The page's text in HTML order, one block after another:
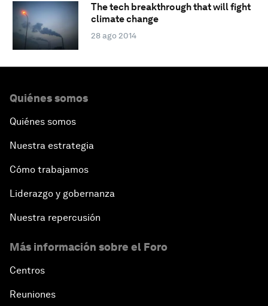
The tech breakthrough that will fight
climate change
28 ago 2014
Quiénes somos
Quiénes somos
Nuestra estrategia
Cómo trabajamos
Liderazgo y gobernanza
Nuestra repercusión
Más información sobre el Foro
Centros
Reuniones